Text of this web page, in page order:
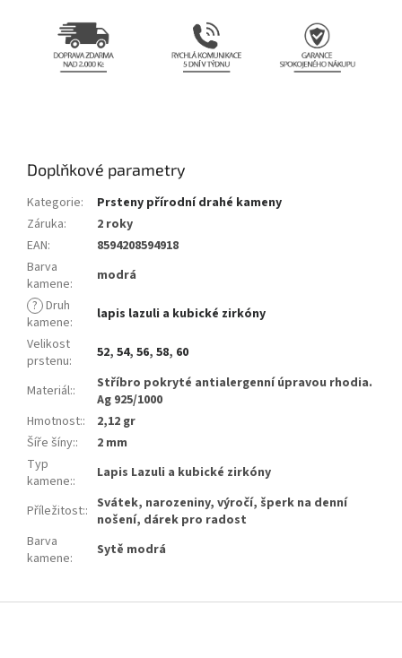
Doplňkové parametry
Kategorie:
Prsteny přírodní drahé kameny
Záruka:
2 roky
EAN:
8594208594918
Barva
kamene:
modrá
? Druh
kamene:
lapis lazuli a kubické zirkóny
Velikost
prstenu: 52, 54, 56, 58, 60
Materiál::
Stříbro pokryté antialergenní úpravou rhodia.
Ag 925/1000
Hmotnost::
2,12 gr
Šíře šíny::
2 mm
Typ
kamene:: Lapis Lazuli a kubické zirkóny
Příležitost:: Svátek, narozeniny, výročí, šperk na denní
nošení, dárek pro radost
Barva
kamene: Sytě modrá